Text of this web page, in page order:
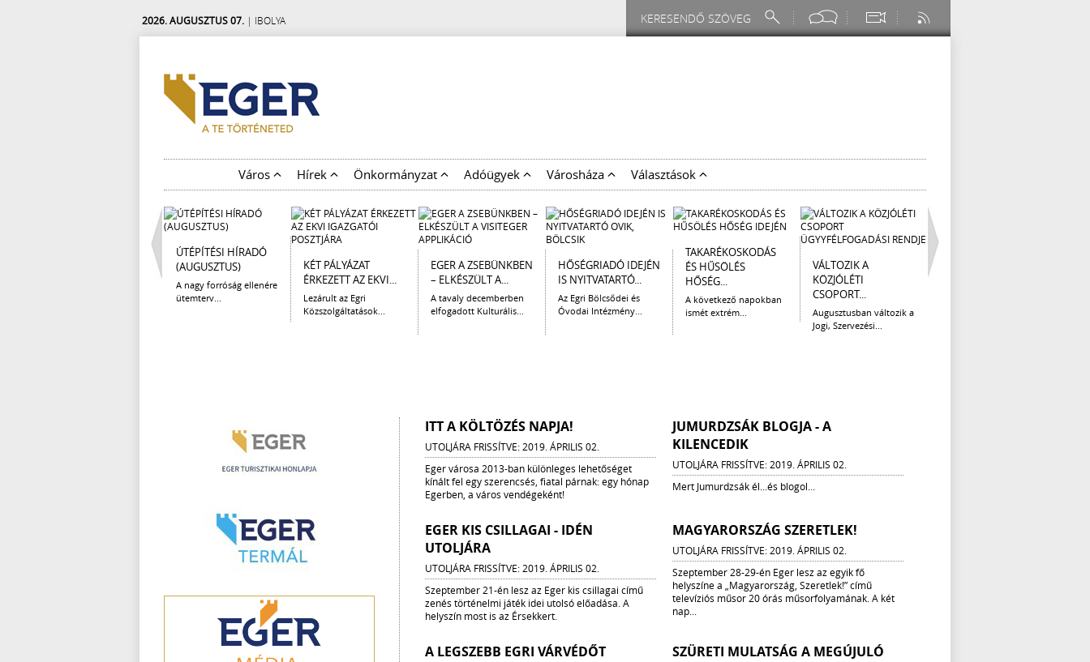
2026. AUGUSZTUS 07. | IBOLYA
Város Hírek Önkormányzat Adóügyek Városháza Választások
ÚTÉPÍTÉSI HÍRADÓ
(AUGUSZTUS)
A nagy forróság ellenére
ütemterv...
KÉT PÁLYÁZAT
ÉRKEZETT AZ EKVI...
Lezárult az Egri
Közszolgáltatások...
EGER A ZSEBÜNKBEN
– ELKÉSZÜLT A...
A tavaly decemberben
elfogadott Kulturális...
HŐSÉGRIADÓ IDEJÉN
IS NYITVATARTÓ...
Az Egri Bölcsődei és
Óvodai Intézmény...
TAKARÉKOSKODÁS
ÉS HŰSÖLÉS
HŐSÉG...
A következő napokban
ismét extrém...
VÁLTOZIK A
KÖZJÓLÉTI
CSOPORT...
Augusztusban változik a
Jogi, Szervezési...
ITT A KÖLTÖZÉS NAPJA!
UTOLJÁRA FRISSÍTVE: 2019. ÁPRILIS 02.
Eger városa 2013-ban különleges lehetőséget
kínált fel egy szerencsés, fiatal párnak: egy hónap
Egerben, a város vendégeként!
JUMURDZSÁK BLOGJA - A
KILENCEDIK
UTOLJÁRA FRISSÍTVE: 2019. ÁPRILIS 02.
Mert Jumurdzsák él...és blogol...
EGER KIS CSILLAGAI - IDÉN
UTOLJÁRA
UTOLJÁRA FRISSÍTVE: 2019. ÁPRILIS 02.
Szeptember 21-én lesz az Eger kis csillagai című
zenés történelmi játék idei utolsó előadása. A
helyszín most is az Érsekkert.
MAGYARORSZÁG SZERETLEK!
UTOLJÁRA FRISSÍTVE: 2019. ÁPRILIS 02.
Szeptember 28-29-én Eger lesz az egyik fő
helyszíne a „Magyarország, Szeretlek!” című
televíziós műsor 20 órás műsorfolyamának. A két
nap...
A LEGSZEBB EGRI VÁRVÉDŐT
SZÜRETI MULATSÁG A MEGÚJULÓ